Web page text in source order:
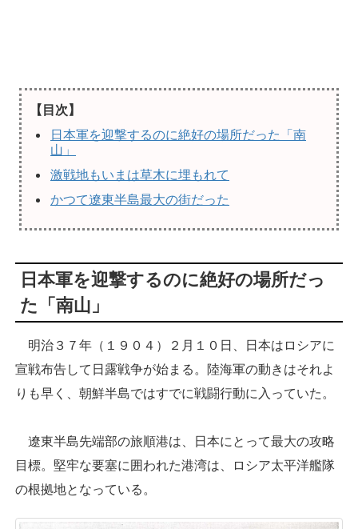
【目次】
日本軍を迎撃するのに絶好の場所だった「南
山」
激戦地もいまは草木に埋もれて
かつて遼東半島最大の街だった
日本軍を迎撃するのに絶好の場所だっ
た「南山」
明治３７年（１９０４）２月１０日、日本はロシアに
宣戦布告して日露戦争が始まる。陸海軍の動きはそれよ
りも早く、朝鮮半島ではすでに戦闘行動に入っていた。
遼東半島先端部の旅順港は、日本にとって最大の攻略
目標。堅牢な要塞に囲われた港湾は、ロシア太平洋艦隊
の根拠地となっている。